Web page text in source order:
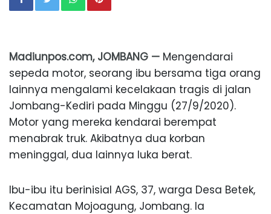
Madiunpos.com, JOMBANG — Mengendarai
sepeda motor, seorang ibu bersama tiga orang
lainnya mengalami kecelakaan tragis di jalan
Jombang-Kediri pada Minggu (27/9/2020).
Motor yang mereka kendarai berempat
menabrak truk. Akibatnya dua korban
meninggal, dua lainnya luka berat.
Ibu-ibu itu berinisial AGS, 37, warga Desa Betek,
Kecamatan Mojoagung, Jombang. Ia